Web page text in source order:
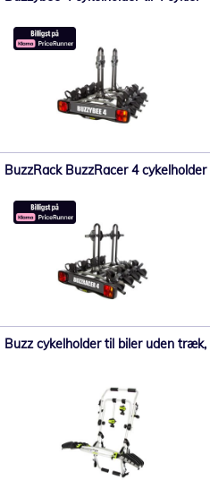
BuzzRack BuzzRacer 4
Buzz cykelholder til biler uden træk,